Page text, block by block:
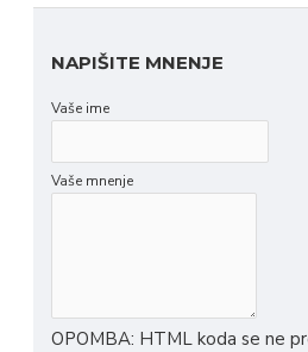
NAPIŠITE MNENJE
Vaše ime
Vaše mnenje
OPOMBA: HTML koda se ne